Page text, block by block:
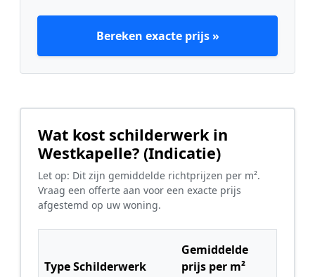
Bereken exacte prijs »
Wat kost schilderwerk in
Westkapelle? (Indicatie)
Let op: Dit zijn gemiddelde richtprijzen per m².
Vraag een offerte aan voor een exacte prijs
afgestemd op uw woning.
Type Schilderwerk
Gemiddelde
prijs per m²